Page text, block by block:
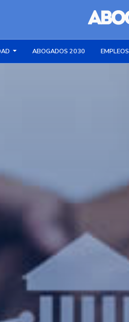
ABOGADOS 2030 EMPLEOS